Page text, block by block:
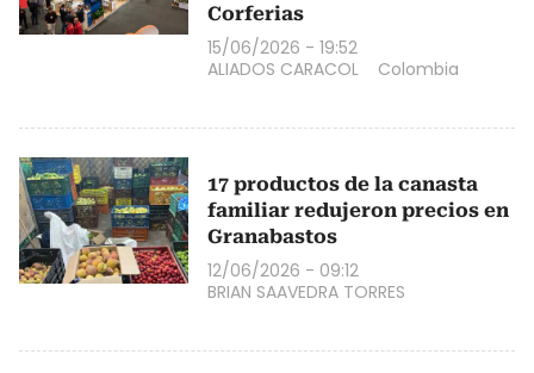
Corferias
15/06/2026 - 19:52
ALIADOS CARACOL
Colombia
17 productos de la canasta
familiar redujeron precios en
Granabastos
12/06/2026 - 09:12
BRIAN SAAVEDRA TORRES